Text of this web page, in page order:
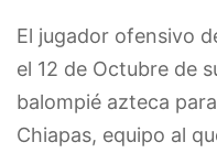
El jugador ofensivo
el 12 de Octubre de
balompié azteca
Chiapas, equipo al